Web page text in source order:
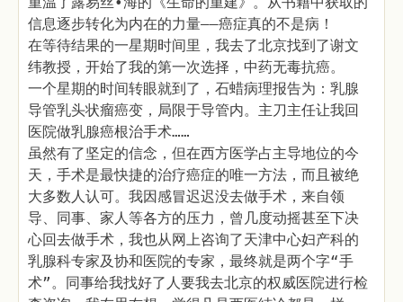
信息逐步转化为内在的力量——癌症真的不是病！
在等待结果的一星期时间里，我去了北京找到了谢文
纬教授，开始了我的第一次选择，中药无毒抗癌。
一个星期的时间转眼就到了，石蜡病理报告为：乳腺
导管乳头状瘤癌变，局限于导管内。主刀主任让我回
医院做乳腺癌根治手术……
虽然有了坚定的信念，但在西方医学占主导地位的今
天，手术是最快捷的治疗癌症的唯一方法，而且被绝
大多数人认可。我因感冒迟迟没去做手术，来自领
导、同事、家人等各方的压力，曾几度动摇甚至下决
心回去做手术，我也从网上咨询了天津中心妇产科的
乳腺科专家及协和医院的专家，最终就是两个字“手
术”。同事给我找好了人要我去北京的权威医院进行检